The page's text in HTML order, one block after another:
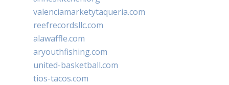
valenciamarketytaqueria.com
reefrecordsllc.com
alawaffle.com
aryouthfishing.com
united-basketball.com
tios-tacos.com